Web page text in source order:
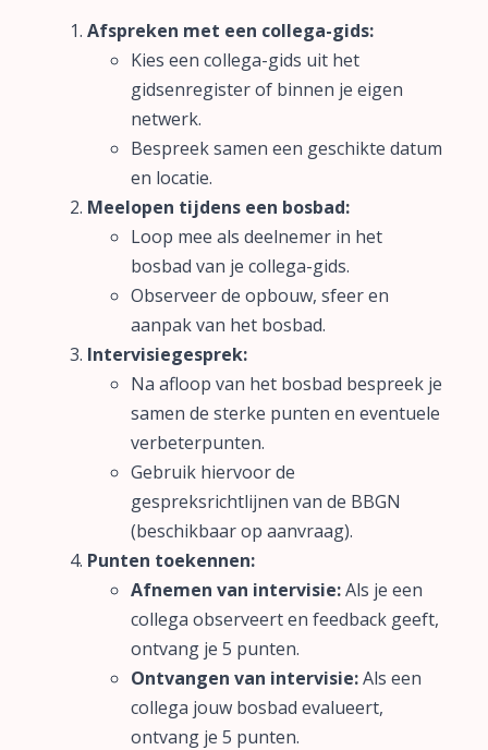
Afspreken met een collega-gids:
Kies een collega-gids uit het
gidsenregister of binnen je eigen
netwerk.
Bespreek samen een geschikte datum
en locatie.
Meelopen tijdens een bosbad:
Loop mee als deelnemer in het
bosbad van je collega-gids.
Observeer de opbouw, sfeer en
aanpak van het bosbad.
Intervisiegesprek:
Na afloop van het bosbad bespreek je
samen de sterke punten en eventuele
verbeterpunten.
Gebruik hiervoor de
gespreksrichtlijnen van de BBGN
(beschikbaar op aanvraag).
Punten toekennen:
Afnemen van intervisie:Als je een
collega observeert en feedback geeft,
ontvang je 5 punten.
Ontvangen van intervisie:Als een
collega jouw bosbad evalueert,
ontvang je 5 punten.